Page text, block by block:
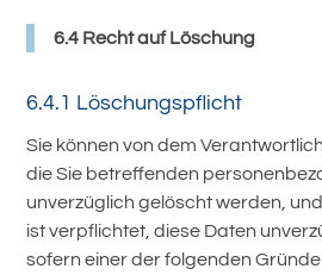
6.4 Recht auf Löschung
6.4.1 Löschungspflicht
Sie können von dem
die Sie betreffenden
unverzüglich gelöscht werden,
ist verpflichtet, diese Daten
sofern einer der folgenden